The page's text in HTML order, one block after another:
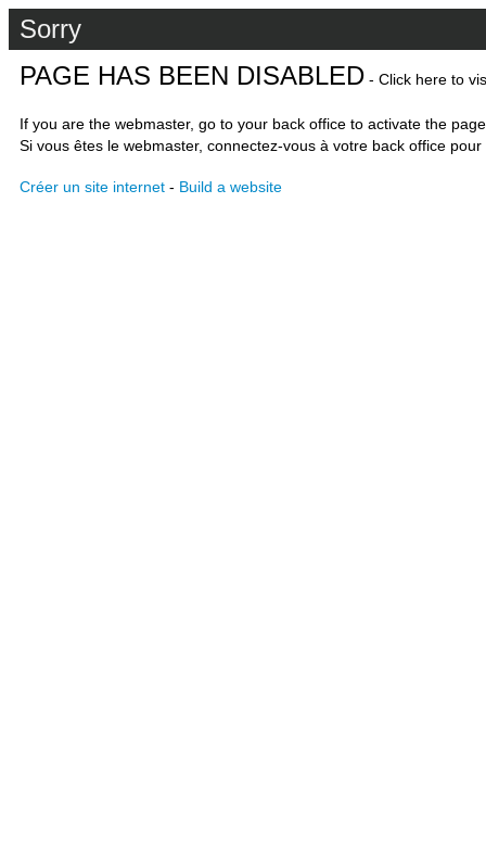
Sorry
PAGE HAS BEEN DISABLED - Click here to
If you are the webmaster, go to your back office to activate the
Si vous êtes le webmaster, connectez-vous à votre back office
Créer un site internet - Build a website